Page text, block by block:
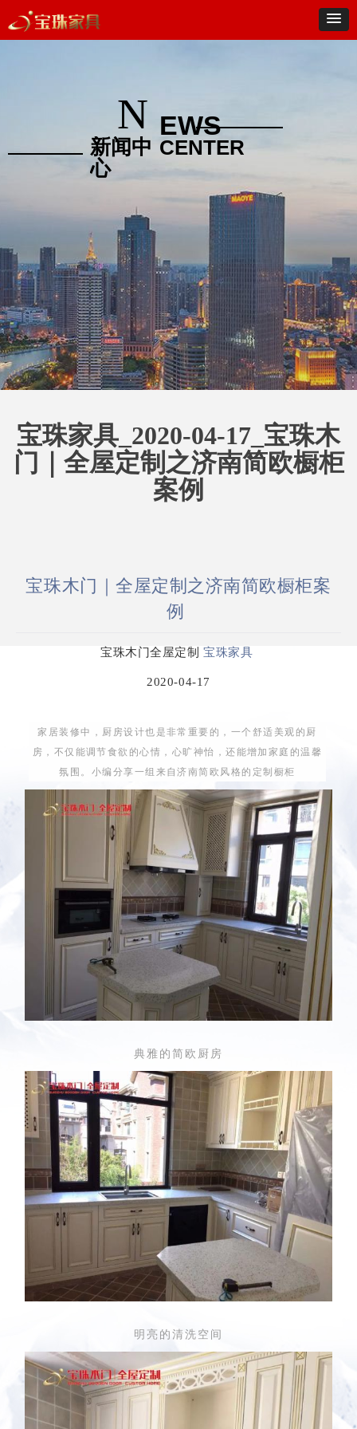
宝珠家具_2020-04-17_宝珠木
门｜全屋定制之济南简欧橱柜
案例
宝珠木门｜全屋定制之济南简欧橱柜案
例
宝珠木门全屋定制 宝珠家具
2020-04-17
家居装修中，厨房设计也是非常重要的，一个舒适美观的厨
房，不仅能调节食欲的心情，心旷神怡，还能增加家庭的温馨
氛围。小编分享一组来自济南简欧风格的定制橱柜
典雅的简欧厨房
明亮的清洗空间
N EWS
新闻中
心
CENTER